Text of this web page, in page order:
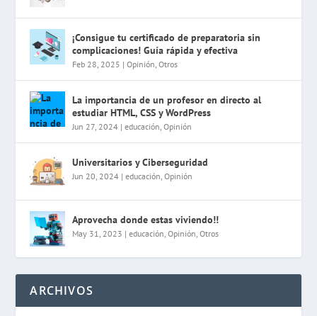
¡Consigue tu certificado de preparatoria sin
complicaciones! Guía rápida y efectiva
Feb 28, 2025 |Opinión ,Otros
La importancia de un profesor en directo al
estudiar HTML, CSS y WordPress
Jun 27, 2024 |educación ,Opinión
Universitarios y Ciberseguridad
Jun 20, 2024 |educación ,Opinión
Aprovecha donde estas viviendo!!
May 31, 2023 |educación ,Opinión ,Otros
ARCHIVOS